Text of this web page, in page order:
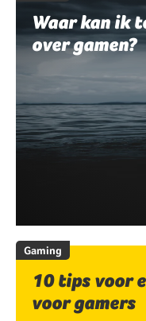
Waar kan ik
over gamen?
Gaming
10 tips voor
voor gamers